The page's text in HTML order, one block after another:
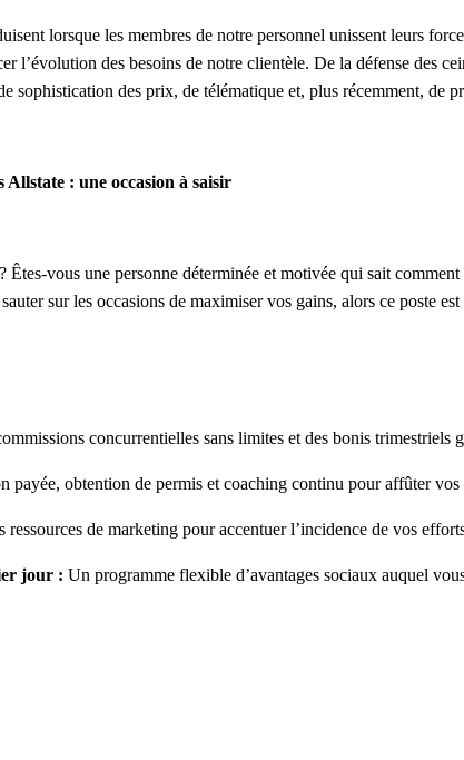
lorsque les membres de notre personnel unissent leurs
l’évolution des besoins de notre clientèle. De la défense des
sophistication des prix, de télématique et, plus récemment, de
Allstate : une occasion à saisir
Êtes-vous une personne déterminée et motivée qui sait
sur les occasions de maximiser vos gains, alors ce poste
concurrentielles sans limites et des bonis trimestriels
payée, obtention de permis et coaching continu pour affûter
ressources de marketing pour accentuer l’incidence de vos
jour : Un programme flexible d’avantages sociaux auquel